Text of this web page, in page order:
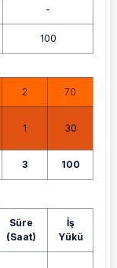
-
100
2 70
1 30
3 100
Süre
(Saat)
İş
Yükü